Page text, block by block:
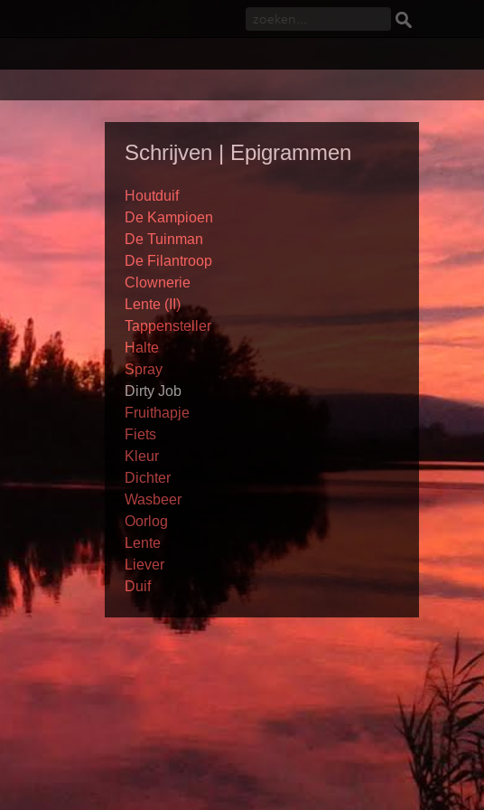
Schrijven | Epigrammen
Houtduif
De Kampioen
De Tuinman
De Filantroop
Clownerie
Lente (II)
Tappensteller
Halte
Spray
Dirty Job
Fruithapje
Fiets
Kleur
Dichter
Wasbeer
Oorlog
Lente
Liever
Duif